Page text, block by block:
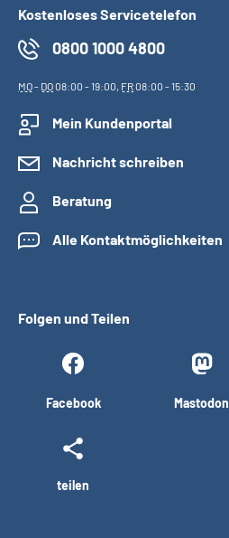
Kostenloses Servicetelefon
0800 1000 4800
MO- DO08:00 - 19:00, FR08:00 - 15:30
Mein Kundenportal
Nachricht schreiben
Beratung
Alle Kontaktmöglichkeiten
Folgen und Teilen
Facebook Mastodon
teilen